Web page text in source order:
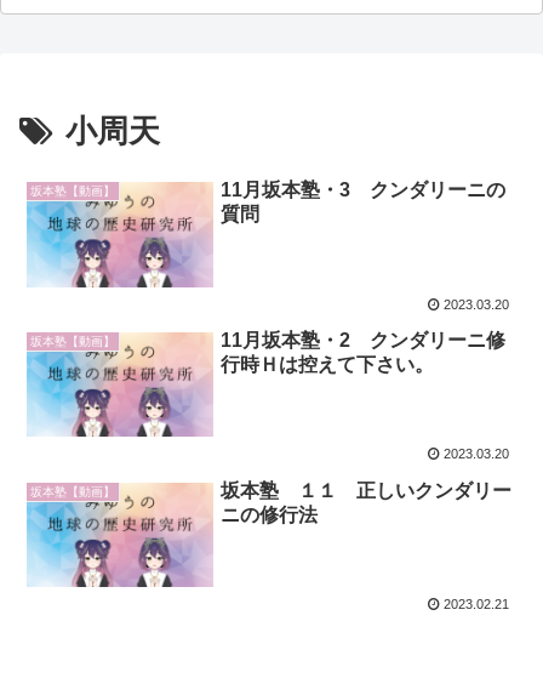
小周天
坂本塾【動画】
11月坂本塾・3 クンダリーニの
質問
2023.03.20
坂本塾【動画】
11月坂本塾・2 クンダリーニ修
行時Ｈは控えて下さい。
2023.03.20
坂本塾【動画】
坂本塾 １１ 正しいクンダリー
ニの修行法
2023.02.21